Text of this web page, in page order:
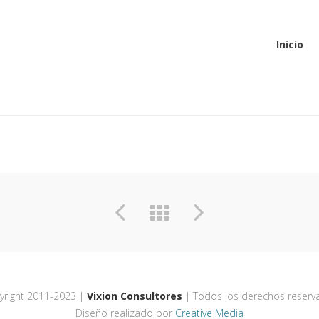
Inicio
2011-2023 | Vixion Consultores | Todos los derechos
Diseño realizado por Creative Media